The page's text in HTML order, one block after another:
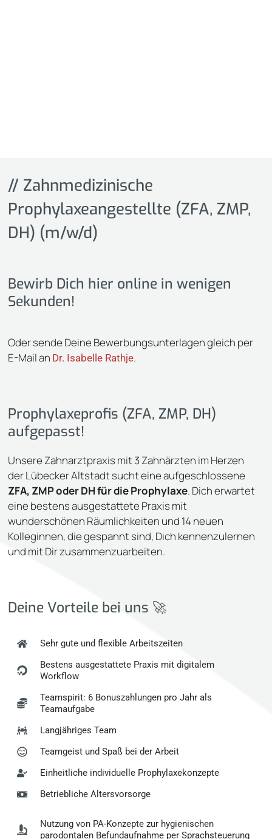
// Zahnmedizinische
Prophylaxeangestellte (ZFA, ZMP,
DH) (m/w/d)
Bewirb Dich hier online in wenigen
Sekunden!
Oder sende Deine Bewerbungsunterlagen gleich per
E-Mail an Dr. Isabelle Rathje.
Prophylaxeprofis (ZFA, ZMP, DH)
aufgepasst!
Unsere Zahnarztpraxis mit 3 Zahnärzten im Herzen
der Lübecker Altstadt sucht eine aufgeschlossene
ZFA, ZMP oder DH für die Prophylaxe. Dich erwartet
eine bestens ausgestattete Praxis mit
wunderschönen Räumlichkeiten und 14 neuen
Kolleginnen, die gespannt sind, Dich kennenzulernen
und mit Dir zusammenzuarbeiten.
Deine Vorteile bei uns 🚀
Sehr gute und flexible Arbeitszeiten
Bestens ausgestattete Praxis mit digitalem
Workflow
Teamspirit: 6 Bonuszahlungen pro Jahr als
Teamaufgabe
Langjähriges Team
Teamgeist und Spaß bei der Arbeit
Einheitliche individuelle Prophylaxekonzepte
Betriebliche Altersvorsorge
Nutzung von PA-Konzepte zur hygienischen
parodontalen Befundaufnahme per Sprachsteuerung